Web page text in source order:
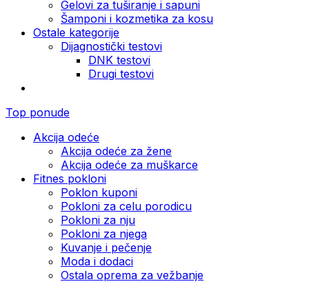
Gelovi za tuširanje i sapuni
Šamponi i kozmetika za kosu
Ostale kategorije
Dijagnostički testovi
DNK testovi
Drugi testovi
Top ponude
Akcija odeće
Akcija odeće za žene
Akcija odeće za muškarce
Fitnes pokloni
Poklon kuponi
Pokloni za celu porodicu
Pokloni za nju
Pokloni za njega
Kuvanje i pečenje
Moda i dodaci
Ostala oprema za vežbanje